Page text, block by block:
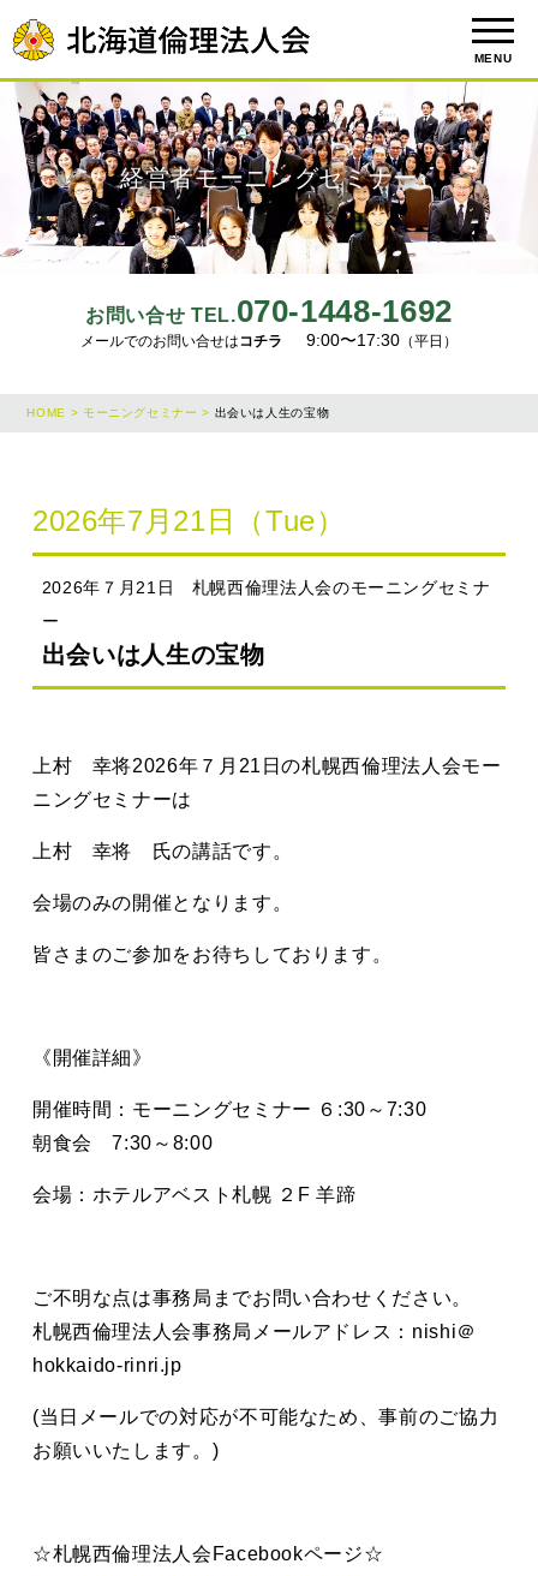
MENU
お問い合せ TEL.070-1448-1692
メールでのお問い合せはコチラ 9:00〜17:30 （平日）
経営者モーニングセミナー
HOME > モーニングセミナー > 出会いは人生の宝物
2026年7月21日（Tue）
2026年７月21日 札幌西倫理法人会のモーニングセミナ
ー
出会いは人生の宝物
上村 幸将2026年７月21日の札幌西倫理法人会モー
ニングセミナーは
上村 幸将 氏の講話です。
会場のみの開催となります。
皆さまのご参加をお待ちしております。
《開催詳細》
開催時間：モーニングセミナー ６:30～7:30
朝食会 7:30～8:00
会場：ホテルアベスト札幌 ２F 羊蹄
ご不明な点は事務局までお問い合わせください。
札幌西倫理法人会事務局メールアドレス：nishi＠
hokkaido-rinri.jp
(当日メールでの対応が不可能なため、事前のご協力
お願いいたします。)
☆札幌西倫理法人会Facebookページ☆